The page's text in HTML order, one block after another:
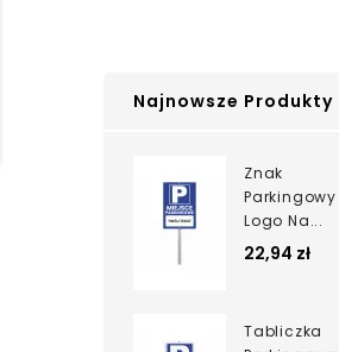
Najnowsze Produkty
Znak
Parkingowy
Logo Na...
22,94 zł
Tabliczka